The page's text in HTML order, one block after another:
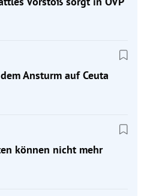
Ansturm auf Ceuta
können nicht mehr